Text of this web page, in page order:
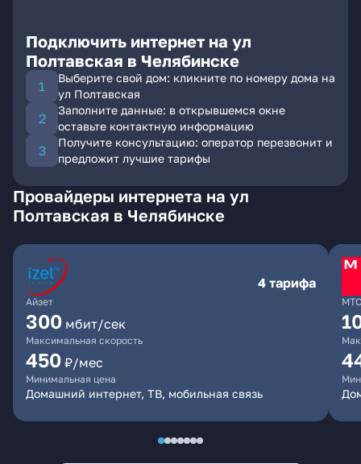
Подключить интернет на ул
Полтавская в Челябинске
Выберите свой дом: кликните по номеру дома на
ул Полтавская
Заполните данные: в открывшемся окне
оставьте контактную информацию
Получите консультацию: оператор перезвонит и
предложит лучшие тарифы
Провайдеры интернета на ул
Полтавская в Челябинске
Айзет
4 тарифа
300 мбит/сек
Максимальная скорость
450 ₽/мес
Минимальная цена
Домашний интернет, ТВ, мобильная связь
МТС